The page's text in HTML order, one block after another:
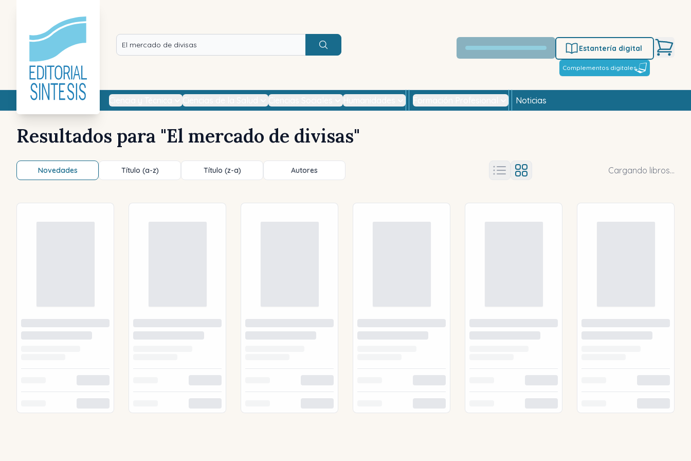
Buscar
Estantería digital
Complementos digitales
Noticias
Resultados para "El mercado de divisas"
Novedades Título (a-z) Título (z-a) Autores Cargando libros...